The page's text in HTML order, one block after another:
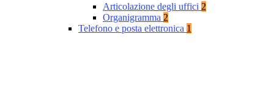
Articolazione degli uffici 2
Organigramma 2
Telefono e posta elettronica 1